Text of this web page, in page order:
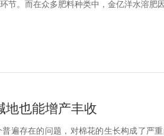
节。而在众多肥料种类中，金亿洋水溶肥
地也能增产丰收
遍存在的问题，对棉花的生长构成了严